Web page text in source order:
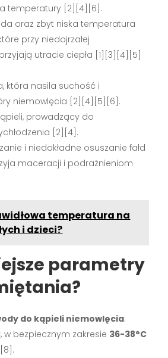
temperatury [2][4][6].
oraz zbyt niska temperatura
przy niedojrzałej
utracie ciepła [1][3][4][5]
która nasila suchość i
niemowlęcia [2][4][5][6].
prowadzący do
[2][4].
i niedokładne osuszanie fałd
maceracji i podrażnieniom
temperatura na
i dzieci?
parametry
do kąpieli niemowlęcia:
, w bezpiecznym zakresie 36-38°C